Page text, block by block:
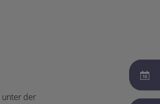
unter der